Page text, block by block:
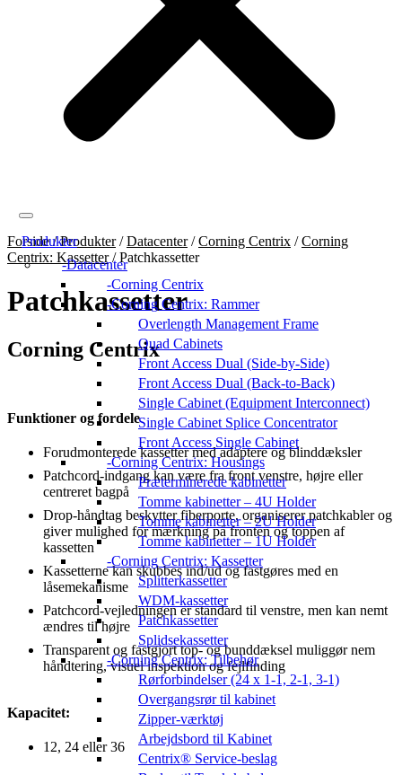
Produkter
Datacenter
Corning Centrix
Corning Centrix: Rammer
Overlength Management Frame
Quad Cabinets
Front Access Dual (Side-by-Side)
Front Access Dual (Back-to-Back)
Single Cabinet (Equipment Interconnect)
Single Cabinet Splice Concentrator
Front Access Single Cabinet
Corning Centrix: Housings
Præterminerede kabinetter
Tomme kabinetter – 4U Holder
Tomme kabinetter – 2U Holder
Tomme kabinetter – 1U Holder
Corning Centrix: Kassetter
Splitterkassetter
WDM-kassetter
Patchkassetter
Splidsekassetter
Corning Centrix: Tilbehør
Rørforbindelser (24 x 1-1, 2-1, 3-1)
Overgangsrør til kabinet
Zipper-værktøj
Arbejdsbord til Kabinet
Centrix® Service-beslag
Forside/Produkter/Datacenter/Corning Centrix /Corning
Centrix: Kassetter/Patchkassetter
Patchkassetter
Corning Centrix
Funktioner og fordele
Forudmonterede kassetter med adaptere og blinddæksler
Patchcord-indgang kan være fra front venstre, højre eller
centreret bagpå
Drop-håndtag beskytter fiberporte, organiserer patchkabler og
giver mulighed for mærkning på fronten og toppen af
kassetten
Kassetterne kan skubbes ind/ud og fastgøres med en
låsemekanisme
Patchcord-vejledningen er standard til venstre, men kan nemt
ændres til højre
Transparent og fastgjort top- og bunddæksel muliggør nem
håndtering, visuel inspektion og fejlfinding
Kapacitet:
12, 24 eller 36